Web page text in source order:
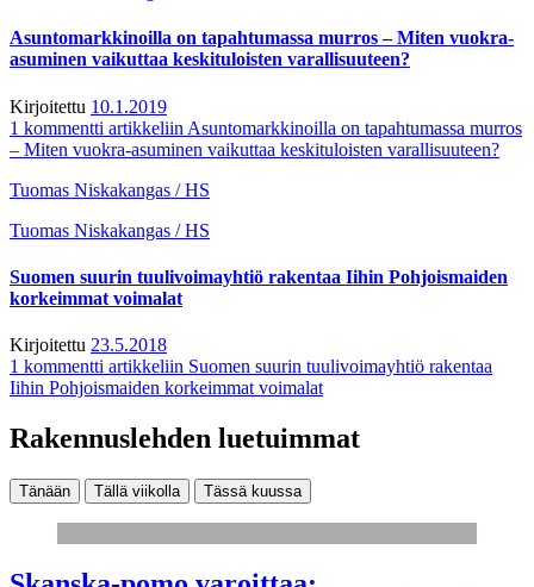
Asuntomarkkinoilla on tapahtumassa murros – Miten vuokra-
asuminen vaikuttaa keskituloisten varallisuuteen?
Kirjoitettu 10.1.2019
1 kommentti artikkeliin Asuntomarkkinoilla on tapahtumassa murros
– Miten vuokra-asuminen vaikuttaa keskituloisten varallisuuteen?
Tuomas Niskakangas / HS
Tuomas Niskakangas / HS
Suomen suurin tuulivoimayhtiö rakentaa Iihin Pohjoismaiden
korkeimmat voimalat
Kirjoitettu 23.5.2018
1 kommentti artikkeliin Suomen suurin tuulivoimayhtiö rakentaa
Iihin Pohjoismaiden korkeimmat voimalat
Rakennuslehden luetuimmat
Tänään Tällä viikolla Tässä kuussa